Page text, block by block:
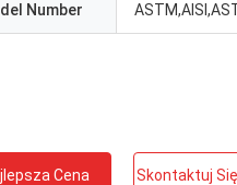
Number
Cena Skontaktuj